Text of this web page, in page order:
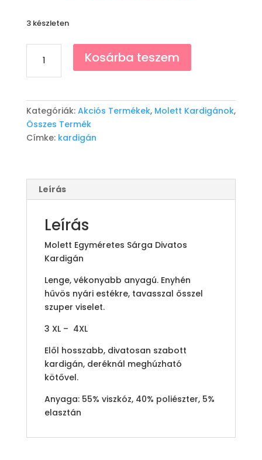
990 Ft.
3 készleten
Sárga
Kardigán
Kosárba teszem
Kategóriák: Akciós Termékek, Molett Kardigánok,
Összes Termék
Címke: kardigán
Leírás
Leírás
Molett Egyméretes Sárga Divatos
Kardigán
Lenge, vékonyabb anyagú. Enyhén
hűvös nyári estékre, tavasszal ősszel
szuper viselet.
3 XL – 4XL
Elől hosszabb, divatosan szabott
kardigán, deréknál meghúzható
kötővel.
Anyaga: 55% viszkóz, 40% poliészter, 5%
elasztán